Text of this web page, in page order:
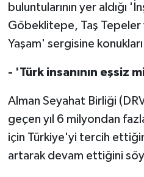
buluntularının yer aldığı
Göbeklitepe, Taş Tepeler
Yaşam' sergisine
- 'Türk insanının eşsiz
Alman Seyahat Birliği
geçen yıl 6 milyondan
için Türkiye'yi tercih
artarak devam ettiğini